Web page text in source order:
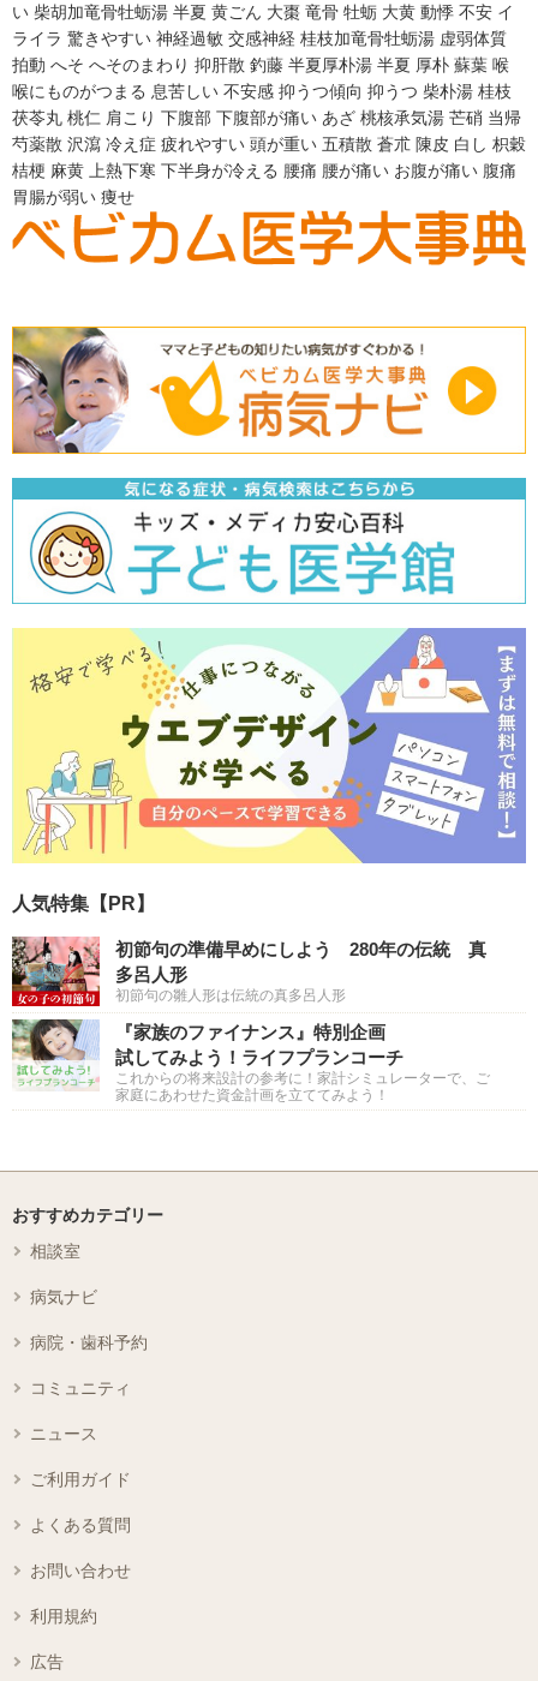
い 柴胡加竜骨牡蛎湯 半夏 黄ごん 大棗 竜骨 牡蛎 大黄 動悸 不安 イ
ライラ 驚きやすい 神経過敏 交感神経 桂枝加竜骨牡蛎湯 虚弱体質
拍動 へそ へそのまわり 抑肝散 釣藤 半夏厚朴湯 半夏 厚朴 蘇葉 喉
喉にものがつまる 息苦しい 不安感 抑うつ傾向 抑うつ 柴朴湯 桂枝
茯苓丸 桃仁 肩こり 下腹部 下腹部が痛い あざ 桃核承気湯 芒硝 当帰
芍薬散 沢瀉 冷え症 疲れやすい 頭が重い 五積散 蒼朮 陳皮 白し 枳穀
桔梗 麻黄 上熱下寒 下半身が冷える 腰痛 腰が痛い お腹が痛い 腹痛
胃腸が弱い 痩せ
人気特集【PR】
初節句の準備早めにしよう 280年の伝統 真
多呂人形
初節句の雛人形は伝統の真多呂人形
『家族のファイナンス』特別企画
試してみよう！ライフプランコーチ
これからの将来設計の参考に！家計シミュレーターで、ご
家庭にあわせた資金計画を立ててみよう！
おすすめカテゴリー
相談室
病気ナビ
病院・歯科予約
コミュニティ
ニュース
ご利用ガイド
よくある質問
お問い合わせ
利用規約
広告